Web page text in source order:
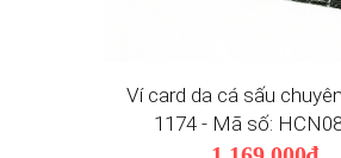
Ví card da cá sấu
1174 - Mã số: